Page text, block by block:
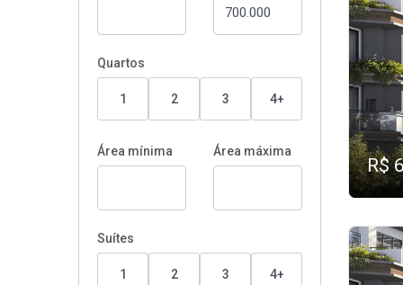
Quartos
1 2 3 4+
Área mínima Área máxima
Suítes
1 2 3 4+
R$